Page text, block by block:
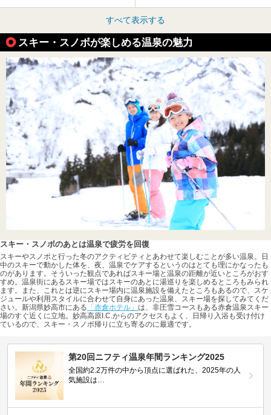
すべて表示する
スキー・スノボが楽しめる温泉の魅力
スキー・スノボのあとは温泉で疲労を回復
スキーやスノボと行った冬のアクティビティとあわせて楽しむことが多い温泉。日
中のスキーで動かした体を、夜、温泉でケアするというのはとても理にかなったも
のがあります。そういった観点であればスキー場と温泉の距離が近いところがおす
すめ。温泉街にあるスキー場ではスキーのあとに湯巡りを楽しめるところもみられ
ます。また、これとは逆にスキー場内に温泉施設を備えたところもあるので、スケ
ジュールや利用スタイルに合わせて自身にあった温泉、スキー場を探してみてくだ
さい。新潟県妙高市にある 「赤倉ホテル」 は、非圧雪コースもある赤倉温泉スキー
場のすぐ近くに立地。妙高高原I.C.からのアクセスもよく、日帰り入浴も受け付け
ているので、スキー・スノボ帰りに立ち寄るのに最適です。
第20回ニフティ温泉年間ランキング2025
全国約2.2万件の中から頂点に選ばれた、2025年の人
気施設は…